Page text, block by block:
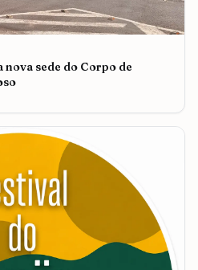
sede do Corpo de